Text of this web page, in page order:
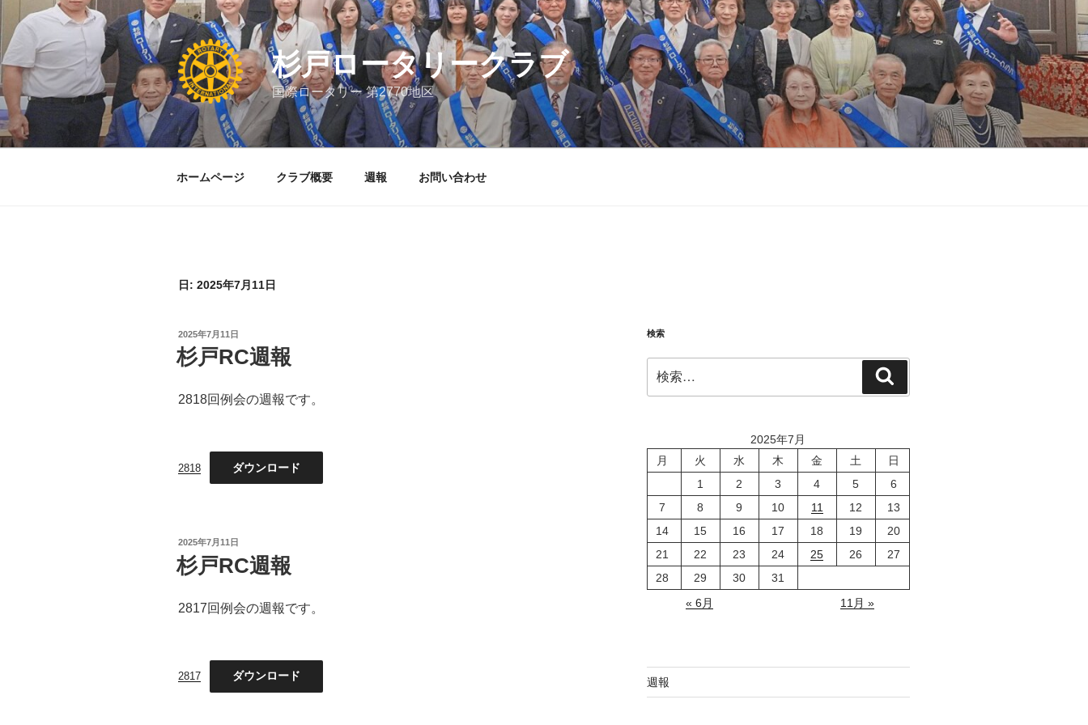
テ
ン
ツ
へ
ス
キ
杉戸ロータリークラブ
国際ロータリー 第2770地区
ホームページ クラブ概要 週報 お問い合わせ
日: 2025年7月11日
投
稿
日:
2025年7月11日
杉戸RC週報
2818回例会の週報です。
2818 ダウンロード
投
稿
日:
2025年7月11日
杉戸RC週報
2817回例会の週報です。
2817 ダウンロード
検索
索:
索
2025年7月
月
火 水 木 金 土
日
1
2 3 4 5
6
7
8 9 10 11 12
13
14
15 16 17 18 19
20
21
22 23 24 25 26
27
28
29 30
31
« 6月
11月 »
週報